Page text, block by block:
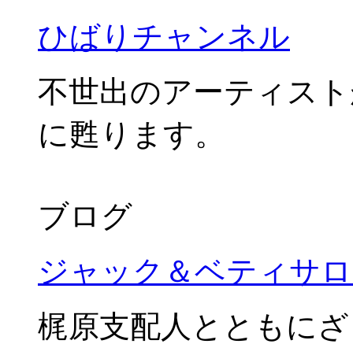
ひばりチャンネル
不世出のアーティス
に甦ります。
ブログ
ジャック＆ベティサ
梶原支配人とともに